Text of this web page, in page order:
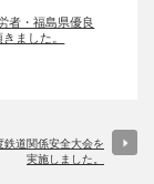
者・福島県優良
ました。
鉄道関係安全大会を
実施しました。